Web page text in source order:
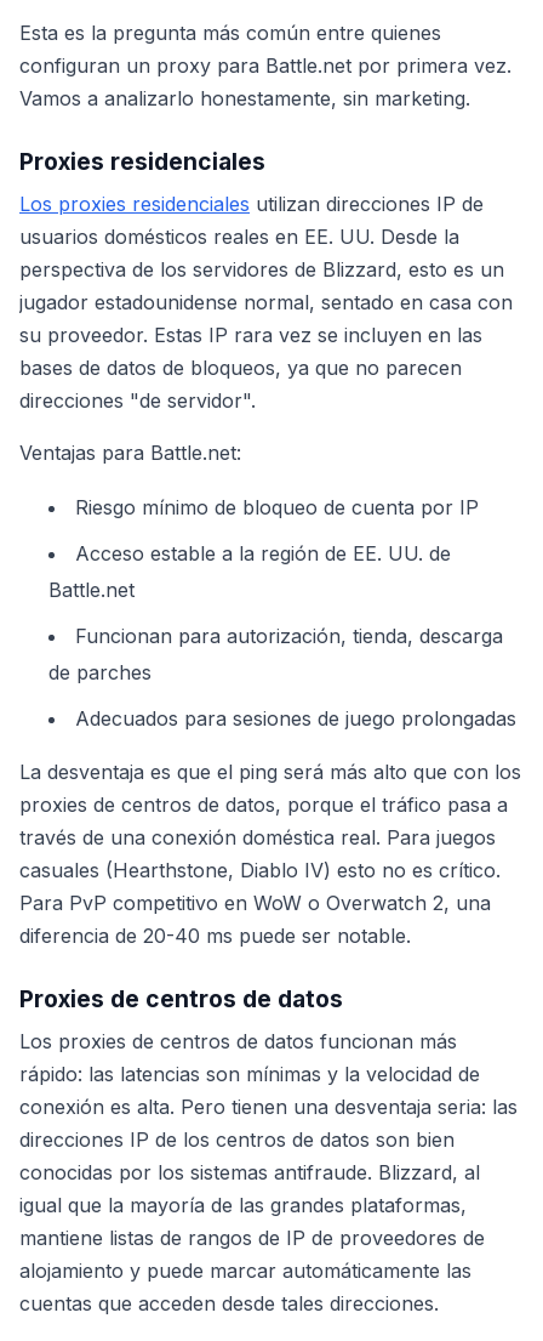
Esta es la pregunta más común entre quienes
configuran un proxy para Battle.net por primera vez.
Vamos a analizarlo honestamente, sin marketing.
Proxies residenciales
Los proxies residenciales utilizan direcciones IP de
usuarios domésticos reales en EE. UU. Desde la
perspectiva de los servidores de Blizzard, esto es un
jugador estadounidense normal, sentado en casa con
su proveedor. Estas IP rara vez se incluyen en las
bases de datos de bloqueos, ya que no parecen
direcciones "de servidor".
Ventajas para Battle.net:
Riesgo mínimo de bloqueo de cuenta por IP
Acceso estable a la región de EE. UU. de
Battle.net
Funcionan para autorización, tienda, descarga
de parches
Adecuados para sesiones de juego prolongadas
La desventaja es que el ping será más alto que con los
proxies de centros de datos, porque el tráfico pasa a
través de una conexión doméstica real. Para juegos
casuales (Hearthstone, Diablo IV) esto no es crítico.
Para PvP competitivo en WoW o Overwatch 2, una
diferencia de 20-40 ms puede ser notable.
Proxies de centros de datos
Los proxies de centros de datos funcionan más
rápido: las latencias son mínimas y la velocidad de
conexión es alta. Pero tienen una desventaja seria: las
direcciones IP de los centros de datos son bien
conocidas por los sistemas antifraude. Blizzard, al
igual que la mayoría de las grandes plataformas,
mantiene listas de rangos de IP de proveedores de
alojamiento y puede marcar automáticamente las
cuentas que acceden desde tales direcciones.